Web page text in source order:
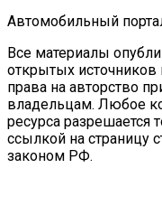
Автомобильный
Все материалы
открытых источников
права на авторство
владельцам. Любое
ресурса разрешается
ссылкой на страницу
законом РФ.